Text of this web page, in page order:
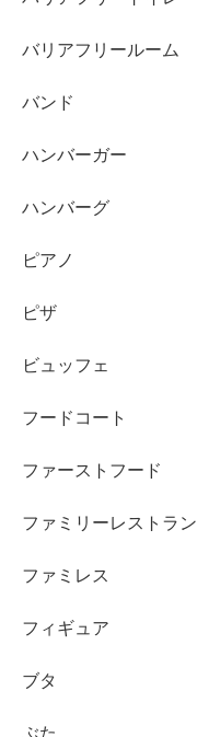
バリアフリールーム
バンド
ハンバーガー
ハンバーグ
ピアノ
ピザ
ビュッフェ
フードコート
ファーストフード
ファミリーレストラン
ファミレス
フィギュア
ブタ
ぶた